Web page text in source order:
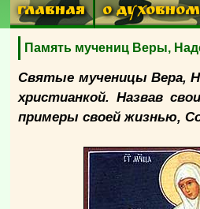
ГЛАВНАЯ О ДУХОВНОМ
Память мучениц Веры,
Святые мученицы Вера,
христианкой. Назвав
примеры своей жизнью,